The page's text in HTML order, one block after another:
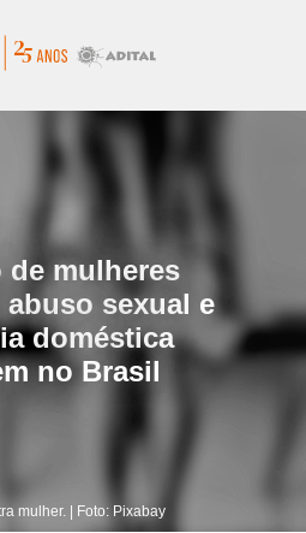
de mulheres
sexual e
doméstica
no Brasil
mulher. | Foto: Pixabay